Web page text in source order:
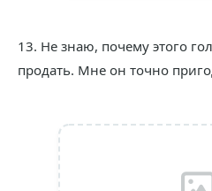
13. Не знаю, почему этого
продать. Мне он точно